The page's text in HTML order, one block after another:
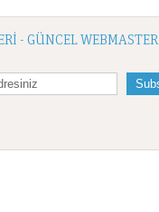
- GÜNCEL WEBMASTER